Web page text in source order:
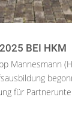
BEI HKM
Mannesmann
für